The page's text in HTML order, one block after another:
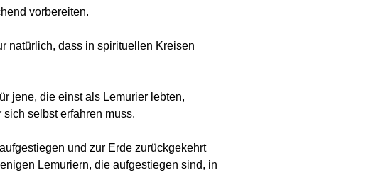
vorbereiten.
natürlich, dass in spirituellen Kreisen
jene, die einst als Lemurier lebten,
selbst erfahren muss.
und zur Erde zurückgekehrt
Lemuriern, die aufgestiegen sind, in